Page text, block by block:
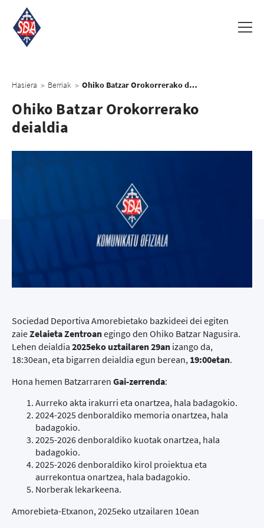
Hasiera > Berriak > Ohiko Batzar Orokorrerako deialdia
Ohiko Batzar Orokorrerako
deialdia
Sociedad Deportiva Amorebietako bazkideei dei egiten
zaieZelaieta Zentroanegingo den Ohiko Batzar Nagusira.
Lehen deialdia 2025eko uztailaren 29an izango da,
18:30ean, eta bigarren deialdia egun berean, 19:00etan.
Hona hemen Batzarraren Gai-zerrenda:
Aurreko akta irakurri eta onartzea, hala badagokio.
2024-2025 denboraldiko memoria onartzea, hala
badagokio.
2025-2026 denboraldiko kuotak onartzea, hala
badagokio.
2025-2026 denboraldiko kirol proiektua eta
aurrekontua onartzea, hala badagokio.
Norberak lekarkeena.
Amorebieta-Etxanon, 2025eko utzailaren 10ean